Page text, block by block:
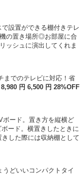
までのテレビに対応！省
8,980 円 6,500 円 28%OFF
うどいいコンパクトタイ